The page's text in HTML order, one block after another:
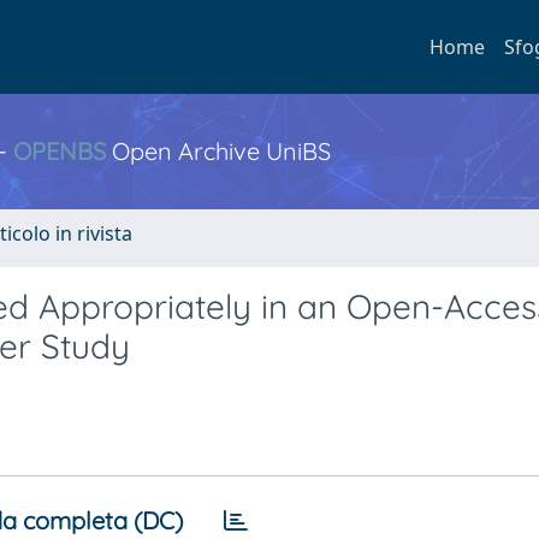
Home
OPENBS Open Archive UniBS
in rivista
Appropriately in an Open-
Study
completa (DC)